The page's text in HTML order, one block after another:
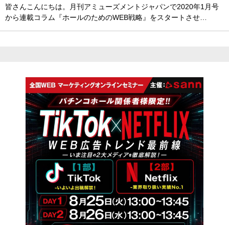
皆さんこんにちは。月刊アミューズメントジャパンで2020年1月号
から連載コラム『ホールのためのWEB戦略』をスタートさせ…